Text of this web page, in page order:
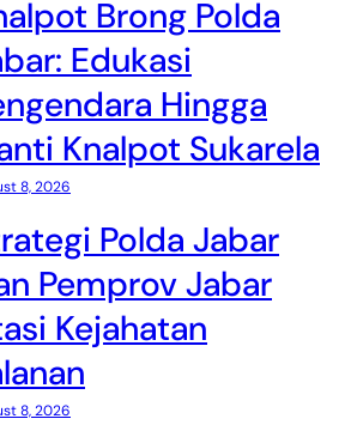
Brong Polda
Edukasi
Hingga
Knalpot Sukarela
8, 2026
Polda Jabar
Pemprov Jabar
Kejahatan
8, 2026